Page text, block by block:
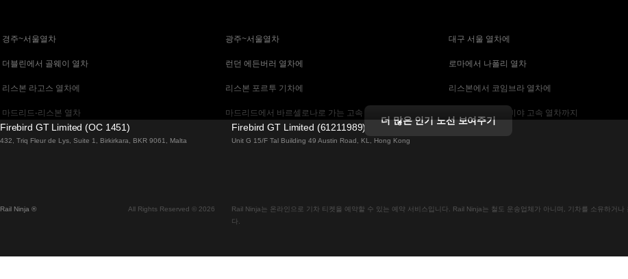
경주~서울열차 광주~서울열차 대구 서울 열차에
더블린에서 골웨이 열차 런던 에든버러 열차에 로마에서 나폴리 열차
리스본 라고스 열차에 리스본 포르투 기차에 리스본에서 코임브라 열차에
마드리드-리스본 열차 마드리드에서 바르셀로나로 가는 고속 열차 마드리드에서 세비야 고속 열차까지
말라가 마드리드 기차에 바르셀로나 마드리드 기차에
비엔나 부다페스트 기차에 비엔나에서 잘츠부르크 열차 비엔나에서 프라하 고속 열차에
더 많은 인기 노선 보여주기
Firebird GT Limited (OC 1451)
432, Triq Fleur de Lys, Suite 1, Birkirkara, BKR 9061, Malta
Firebird GT Limited (61211989)
Unit G 15/F Tal Building 49 Austin Road, KL, Hong Kong
Rail Ninja ® All Rights Reserved © 2026
Rail Ninja는 온라인으로 기차 티켓을 예약할 수 있는 예약 서비스입니다. Rail Ninja는 철도 운송업체가 아니며, 기차를 소유하거나
다.